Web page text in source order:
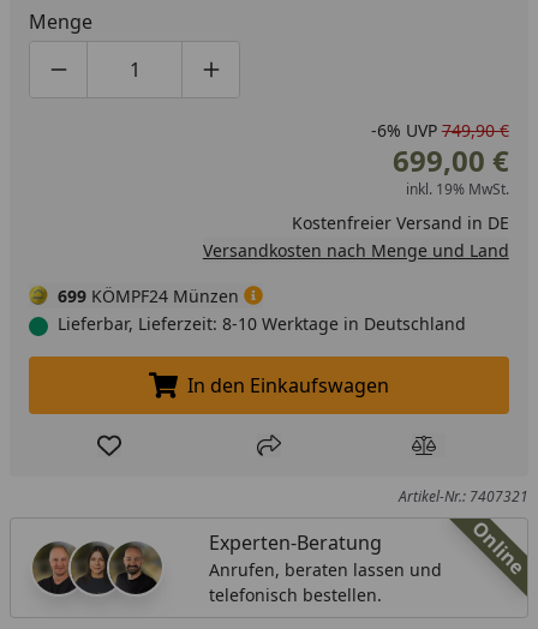
Menge
Produktmenge um eins verringern
Produktmenge manuell eingeben
Produktmenge um eins erhöhen
-6% UVP 749,90 €
699,00 €
inkl. 19% MwSt.
Kostenfreier Versand in DE
Versandkosten nach Menge und Land
699 KÖMPF24 Münzen
Lieferbar, Lieferzeit: 8-10 Werktage in Deutschland
In den Einkaufswagen legen
In den Einkaufswagen
Produkt zur Wunschliste hinzufügen
Teilen Produkt
Artikel-Nr.: 7407321
Online
Experten-Beratung
Anrufen, beraten lassen und
telefonisch bestellen.